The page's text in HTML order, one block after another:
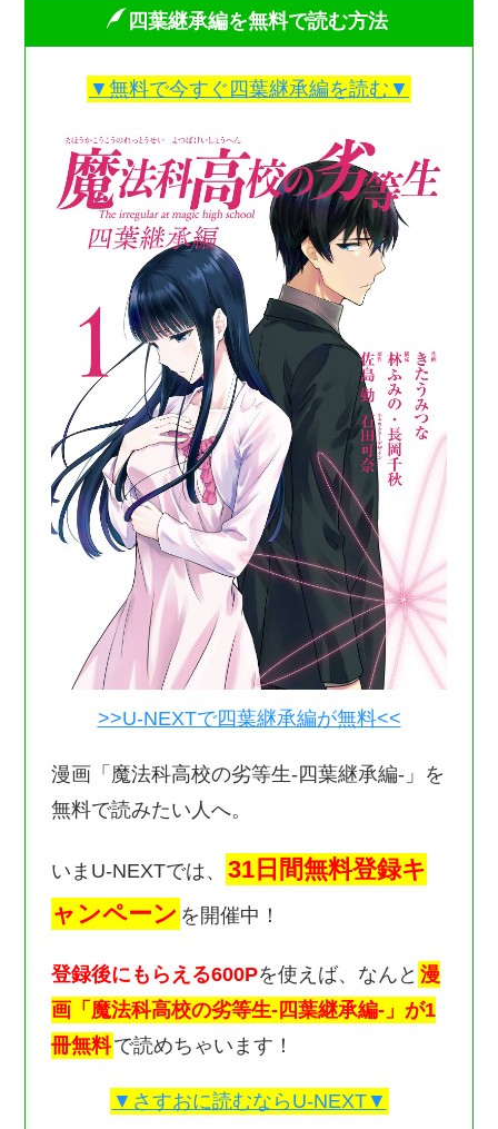
四葉継承編を無料で読む方法
▼無料で今すぐ四葉継承編を読む▼
>>U-NEXTで四葉継承編が無料<<
漫画「魔法科高校の劣等生-四葉継承編-」を
無料で読みたい人へ。
いまU-NEXTでは、
31日間無料登録キ
ャンペーン を開催中！
登録後にもらえる600Pを使えば、なんと 漫
画「魔法科高校の劣等生-四葉継承編-」が1
冊無料で読めちゃいます！
▼さすおに読むならU-NEXT▼